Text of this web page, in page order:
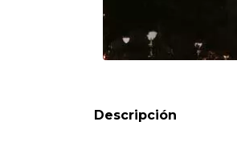
Descripción
Encuadernación:
9789507326288
Páginas:
480
Fecha Publicación:01/2025
ESFORZÓ POR SER UNA